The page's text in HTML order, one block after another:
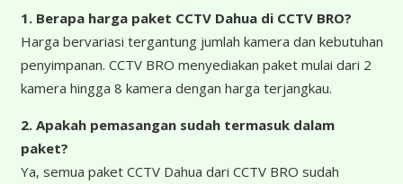
1. Berapa harga paket CCTV Dahua di CCTV BRO?
Harga bervariasi tergantung jumlah kamera dan kebutuhan
penyimpanan. CCTV BRO menyediakan paket mulai dari 2
kamera hingga 8 kamera dengan harga terjangkau.
2. Apakah pemasangan sudah termasuk dalam
paket?
Ya, semua paket CCTV Dahua dari CCTV BRO sudah